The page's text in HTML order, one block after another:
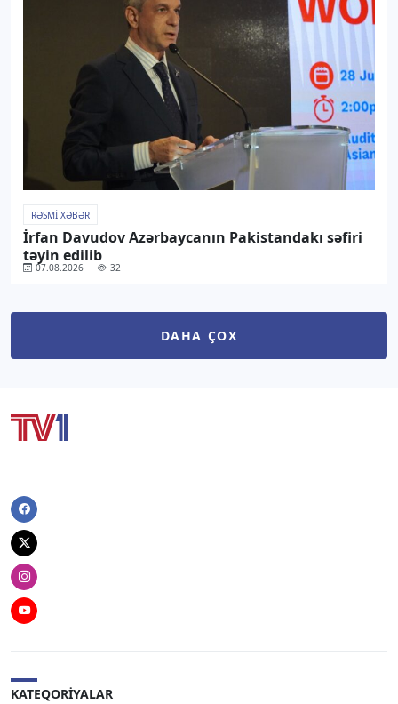
RƏSMI XƏBƏR
İrfan Davudov Azərbaycanın Pakistandakı səfiri
təyin edilib
07.08.2026 32
DAHA ÇOX
Facebook
Twitter
Instagram
Youtube
KATEQORIYALAR